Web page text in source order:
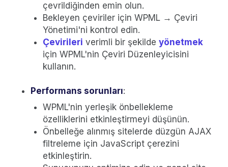
çevrildiğinden emin olun.
Bekleyen çeviriler için WPML → Çeviri
Yönetimi'ni kontrol edin.
Çevirileri verimli bir şekilde yönetmek
için WPML'nin Çeviri Düzenleyicisini
kullanın.
Performans sorunları:
WPML'nin yerleşik önbellekleme
özelliklerini etkinleştirmeyi düşünün.
Önbelleğe alınmış sitelerde düzgün AJAX
filtreleme için JavaScript çerezini
etkinleştirin.